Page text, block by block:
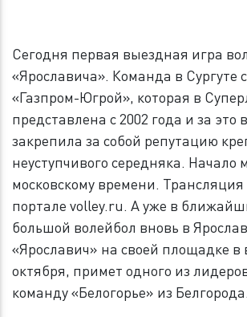
Сегодня первая выездная игра
«Ярославича». Команда в Сургуте
«Газпром-Югрой», которая в
представлена с 2002 года и за это
закрепила за собой репутацию
неуступчивого середняка. Начало
московскому времени. Трансляция
портале volley.ru. А уже в
большой волейбол вновь в
«Ярославич» на своей площадке в
октября, примет одного из
команду «Белогорье» из Белгорода.